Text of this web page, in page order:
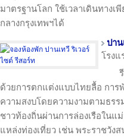
มาตรฐานโลก ใช้เวลาเดินทางเ
กลางกรุงเทพฯได้
ปาน
โรง
ด้วยการตกแต่งแบบไทยลื้อ การ
ความสงบโดยความงามตามธร
ชาวท้องถิ่นผ่านการล่องเรือในแ
แหล่งท่องเที่ยว เช่น พระราชวังส